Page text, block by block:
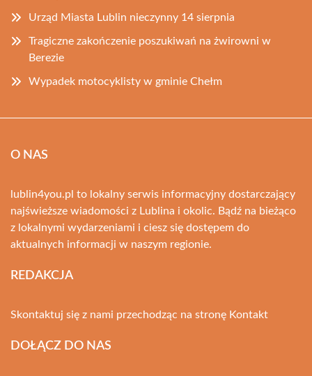
Urząd Miasta Lublin nieczynny 14 sierpnia
Tragiczne zakończenie poszukiwań na żwirowni w
Berezie
Wypadek motocyklisty w gminie Chełm
O NAS
lublin4you.pl to lokalny serwis informacyjny dostarczający
najświeższe wiadomości z Lublina i okolic. Bądź na bieżąco
z lokalnymi wydarzeniami i ciesz się dostępem do
aktualnych informacji w naszym regionie.
REDAKCJA
Skontaktuj się z nami przechodząc na stronę Kontakt
DOŁĄCZ DO NAS